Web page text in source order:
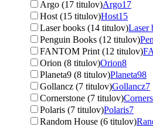
Argo (17 titulov)Argo17
Host (15 titulov)Host15
Laser books (14 titulov)Laser
Penguin Books (12 titulov)
FANTOM Print (12 titulov)
Orion (8 titulov)Orion8
Planeta9 (8 titulov)Planeta98
Gollancz (7 titulov)Gollancz7
Cornerstone (7 titulov)
Polaris (7 titulov)Polaris7
Random House (6 titulov)